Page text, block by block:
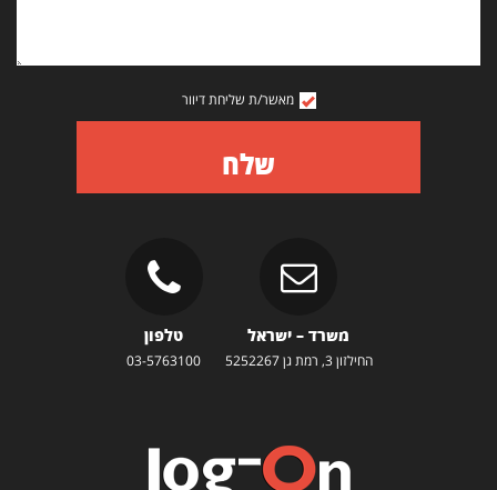
מאשר/ת שליחת דיוור
שלח
משרד – ישראל
החילזון 3, רמת גן 5252267
טלפון
03-5763100